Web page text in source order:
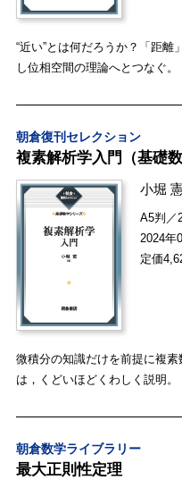
“近い”とは何だろうか？「距
し位相空間の理論へとつなぐ。
朝倉復刊セレクション
複素解析学入門（基礎
小堀
A5判／
2024年
定価
微積分の知識だけを前提に複
は，くどいほどくわしく説明。
朝倉数学ライブラリー
最大正則性定理